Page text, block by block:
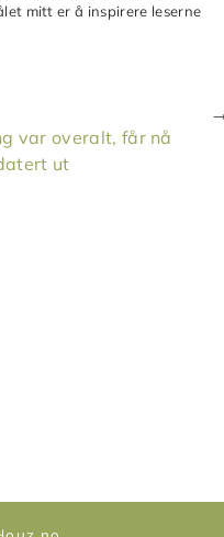
mitt er å inspirere leserne
var overalt, får nå
ut